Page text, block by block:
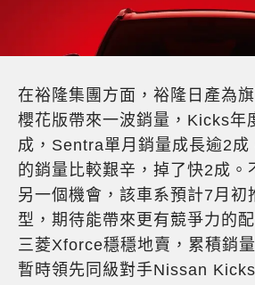
在裕隆集團方面，裕隆日產為
櫻花版帶來一波銷量，Kicks年
成，Sentra單月銷量成長逾2成
的銷量比較艱辛，掉了快2成。
另一個機會，該車系預計7月初
型，期待能帶來更有競爭力的
三菱Xforce穩穩地賣，累積銷
暫時領先同級對手Nissan